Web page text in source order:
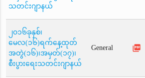
သတင်းဂျာနယ်
၂၀၁၆ခုနှစ်၊
မေလ(၁၆)ရက်နေ့ထုတ်
အတွဲ(၁၆)၊အမှတ်(၁၇)၊
စီးပွားရေးသတင်းဂျာနယ်
General picture_as_pdf